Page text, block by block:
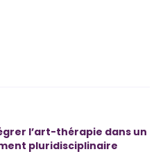
l’art-thérapie dans un
pluridisciplinaire